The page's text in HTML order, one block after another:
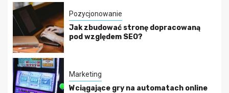
Pozycjonowanie
Jak zbudować stronę dopracowaną
pod względem SEO?
Marketing
Wciągające gry na automatach online